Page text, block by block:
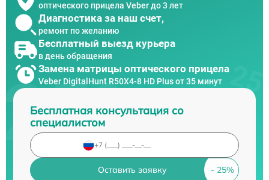
оптического прицела Veber до 3 лет
Диагностика за наш счет,
ремонт по желанию
Бесплатный выезд курьера
в день обращения
Замена матрицы оптического прицела
Veber DigitalHunt R50X4-8 HD Plus от 35 минут
Бесплатная консультация со
специалистом
Оставить заявку